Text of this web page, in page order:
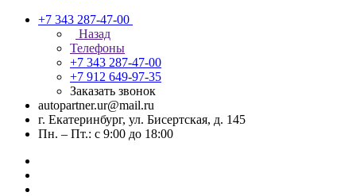
+7 343 287-47-00
Назад
Телефоны
+7 343 287-47-00
+7 912 649-97-35
Заказать звонок
autopartner.ur@mail.ru
г. Екатеринбург, ул. Бисертская, д. 145
Пн. – Пт.: с 9:00 до 18:00